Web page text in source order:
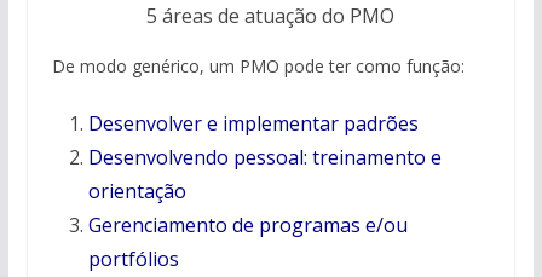
5 áreas de atuação do PMO
De modo genérico, um PMO pode ter como função:
Desenvolver e implementar padrões
Desenvolvendo pessoal: treinamento e
orientação
Gerenciamento de programas e/ou
portfólios